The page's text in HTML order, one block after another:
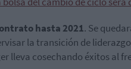
hasta 2021. Se
la transición de
lleva cosechando éxitos al